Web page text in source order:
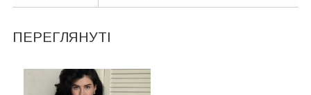
ПЕРЕГЛЯНУТІ